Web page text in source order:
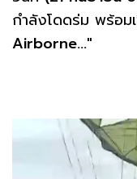
กำลังโดดร่ม พร้อม
Airborne..."